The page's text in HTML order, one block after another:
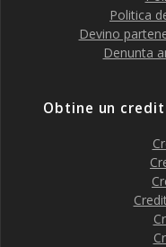
Politica
Devino
Denunta
Obtine un